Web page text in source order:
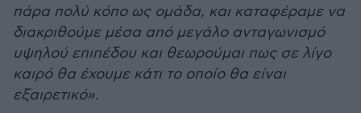
πάρα πολύ κόπο ως ομάδα, και καταφέραμε να
διακριθούμε μέσα από μεγάλο ανταγωνισμό
υψηλού επιπέδου και θεωρούμαι πως σε λίγο
καιρό θα έχουμε κάτι το οποίο θα είναι
εξαιρετικό».